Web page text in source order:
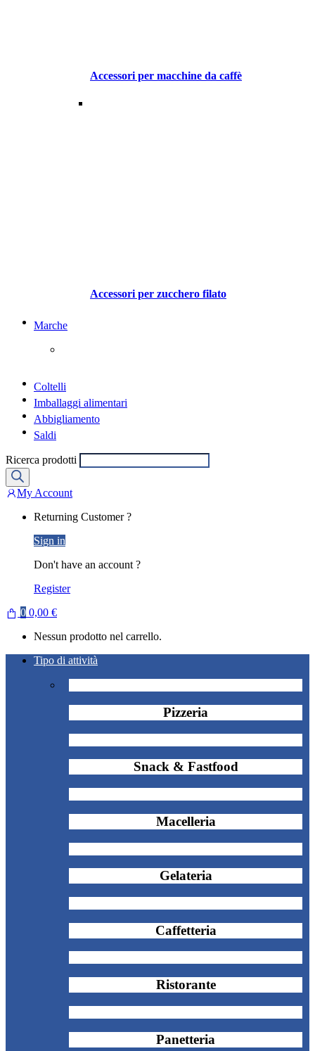
Accessori per macchine da caffè
Accessori per zucchero filato
Marche
Coltelli
Imballaggi alimentari
Abbigliamento
Saldi
Ricerca prodotti
My Account
Returning Customer ?
Sign in
Don't have an account ?
Register
0 0,00 €
Nessun prodotto nel carrello.
Tipo di attività
Pizzeria
Snack & Fastfood
Macelleria
Gelateria
Caffetteria
Ristorante
Panetteria